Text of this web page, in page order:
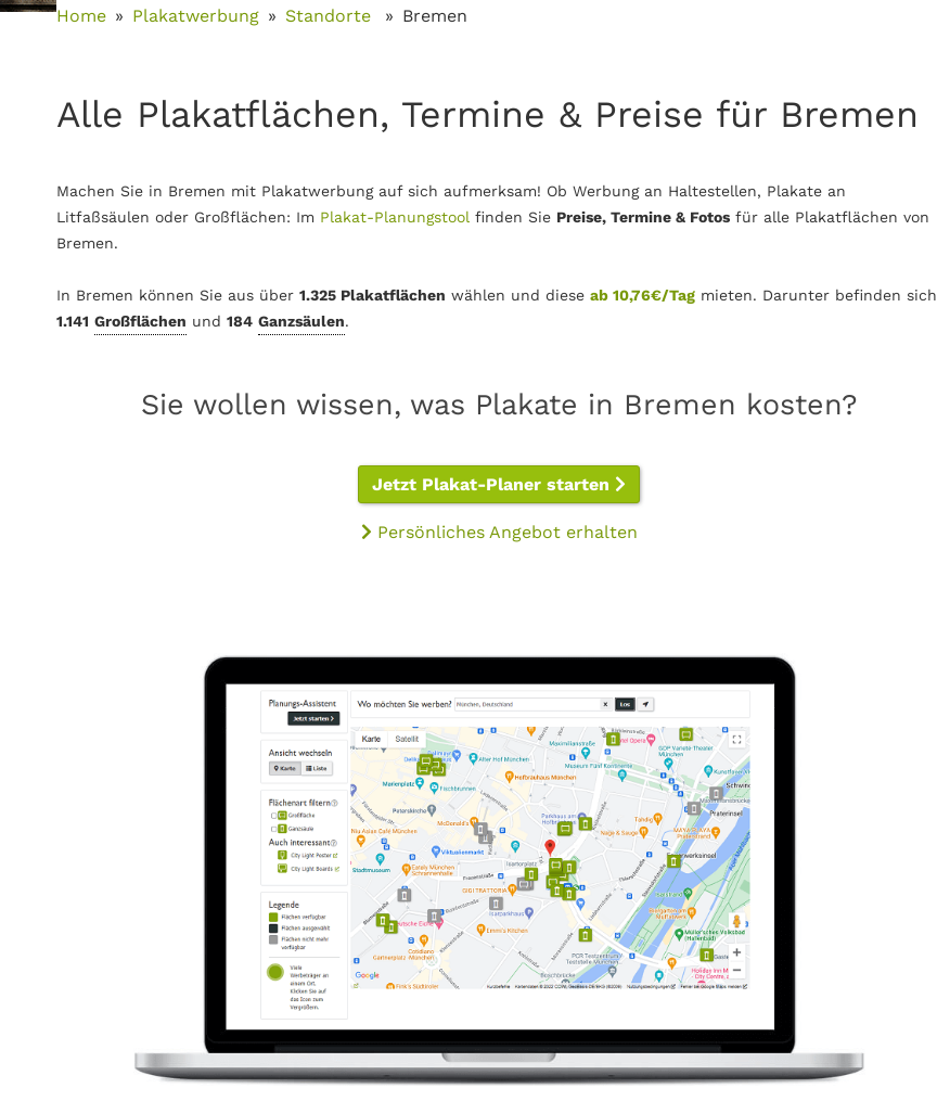
Home Plakatwerbung Standorte Bremen
Alle Plakatflächen, Termine & Preise für Bremen
Machen Sie in Bremen mit Plakatwerbung auf sich aufmerksam! Ob Werbung an Haltestellen, Plakate an
Litfaßsäulen oder Großflächen: Im Plakat-Planungstool finden Sie Preise, Termine & Fotos für alle Plakatflächen von
Bremen.
In Bremen können Sie aus über 1.325 Plakatflächen wählen und diese ab 10,76€/Tag mieten. Darunter befinden sich
1.141 Großflächen und 184 Ganzsäulen.
Sie wollen wissen, was Plakate in Bremen kosten?
Jetzt Plakat-Planer starten
Persönliches Angebot erhalten